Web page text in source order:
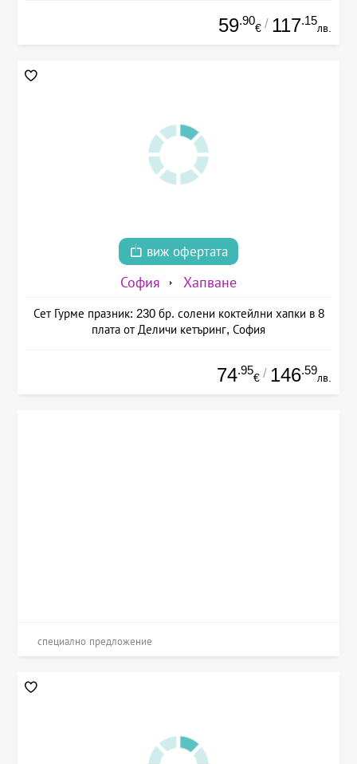
59.90
€ / 117.15
лв.
виж офертата
София Хапване
Сет Гурме празник: 230 бр. солени коктейлни хапки в 8
плата от Деличи кетъринг, София
74.95
€ / 146.59
лв.
специално предложение